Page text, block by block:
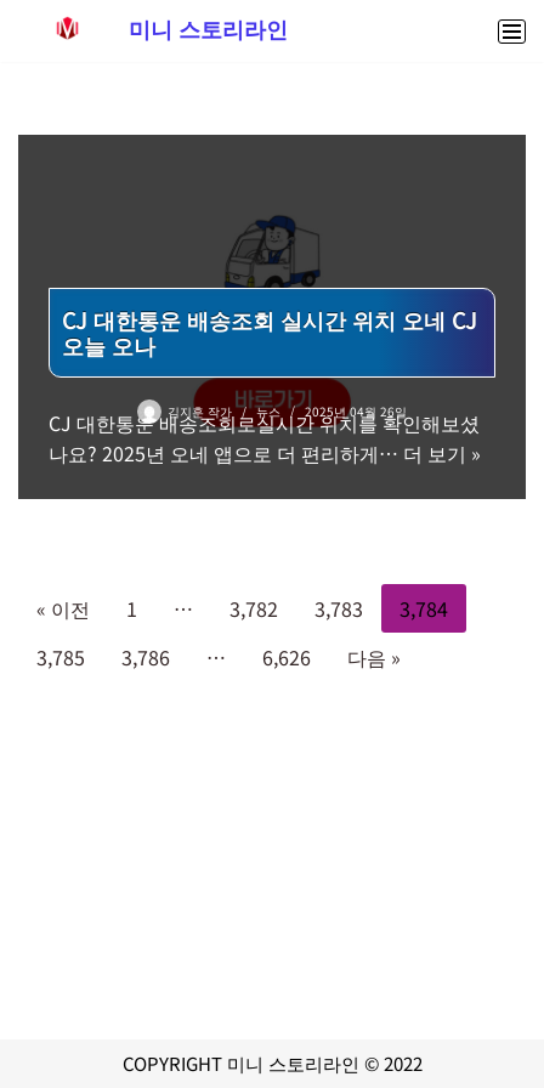
미니 스토리라인
CJ 대한통운 배송조회 실시간 위치 오네 CJ
오늘 오나
김지훈 작가 뉴스 2025년 04월 26일
CJ 대한통운 배송조회로실시간 위치를 확인해보셨
나요? 2025년 오네 앱으로 더 편리하게… 더 보기 »
« 이전 1 … 3,782 3,783
3,784
3,785
3,786 … 6,626 다음 »
COPYRIGHT 미니 스토리라인 © 2022